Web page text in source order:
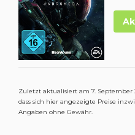
Zuletzt aktualisiert am 7. September
dass sich hier angezeigte Preise
Angaben ohne Gewähr.